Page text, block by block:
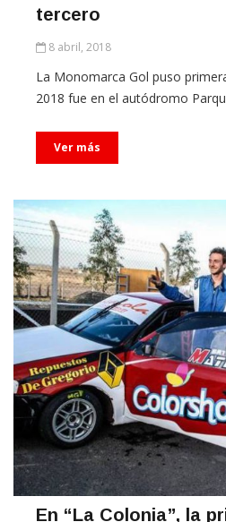
tercero
8 abril, 2018
La Monomarca Gol puso
2018 fue en el autódromo
Ver más
En “La Colonia”, la